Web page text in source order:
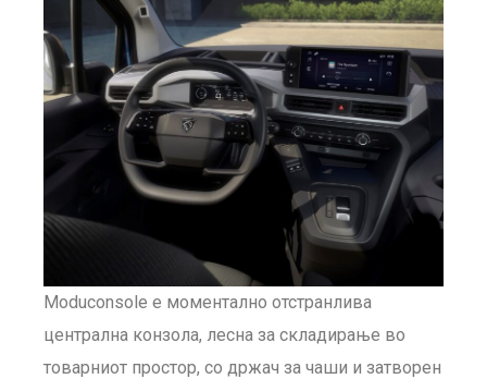
Moduconsole е моментално отстранлива
централна конзола, лесна за складирање во
товарниот простор, со држач за чаши и затворен